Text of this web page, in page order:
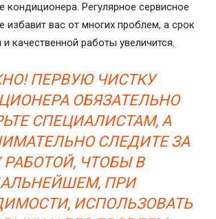
кондиционера. Регулярное сервисное
избавит вас от многих проблем, а срок
и качественной работы увеличится.
ПЕРВУЮ ЧИСТКУ
ОБЯЗАТЕЛЬНО
СПЕЦИАЛИСТАМ, А
СЛЕДИТЕ ЗА
РАБОТОЙ, ЧТОБЫ В
ПРИ
ИСПОЛЬЗОВАТЬ